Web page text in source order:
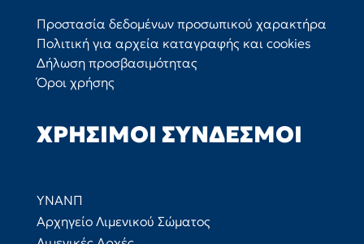
Προστασία δεδομένων προσωπικού χαρακτήρα
Πολιτική για αρχεία καταγραφής και cookies
Δήλωση προσβασιμότητας
Όροι χρήσης
ΧΡΉΣΙΜΟΙ ΣΎΝΔΕΣΜΟΙ
ΥΝΑΝΠ
Αρχηγείο Λιμενικού Σώματος